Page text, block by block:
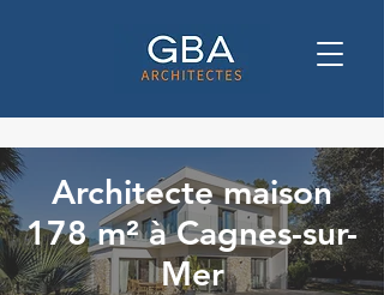
Architecte maison
178 m² à Cagnes-sur-
Mer